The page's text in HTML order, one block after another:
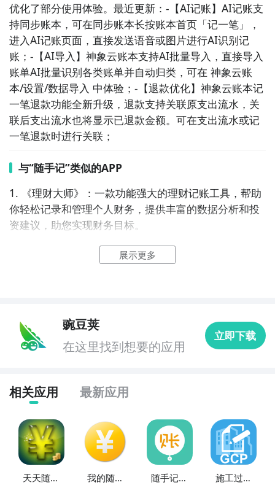
优化了部分使用体验。最近更新：-【AI记账】AI记账支
持同步账本，可在同步账本长按账本首页「记一笔」，
进入AI记账页面，直接发送语音或图片进行AI识别记
账；-【AI导入】神象云账本支持AI批量导入，直接导入
账单AI批量识别各类账单并自动归类，可在 神象云账
本/设置/数据导入 中体验；-【退款优化】神象云账本记
一笔退款功能全新升级，退款支持关联原支出流水，关
联后支出流水也将显示已退款金额。可在支出流水或记
一笔退款时进行关联；
与“随手记”类似的APP
1. 《理财大师》：一款功能强大的理财记账工具，帮助
你轻松记录和管理个人财务，提供丰富的数据分析和投
资建议，助您实现财务目标。
2. 《财富管家》：一款综合性的金融理财应用，提供全
3. 《财务管家》：一款简洁易用的理财记账工具，帮助
您实时掌握个人财务状况，提供多种报表和图表展示，
助您更好地管理和规划财务。
4. 《资产管家》：一款专注于资产管理的金融理财应
用，提供全面的资产记录和管理功能，支持多账户管理
和投资组合跟踪，助您实现资产增值。
5. 《投资助手》：一款专业的投资理财工具，提供实时
行情、研究报告和投资建议，帮助您做出明智的投资决
策，并记录您的投资交易和收益情况。
展示更多
豌豆荚
在这里找到想要的应用
立即下载
相关应用 最新应用
天天随手
我的随手
随手记账
施工过程